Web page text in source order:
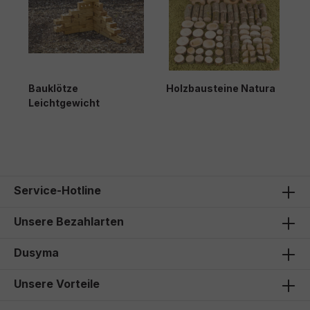
Bauklötze
Leichtgewicht
Holzbausteine Natura
Service-Hotline
Unsere Bezahlarten
Dusyma
Unsere Vorteile